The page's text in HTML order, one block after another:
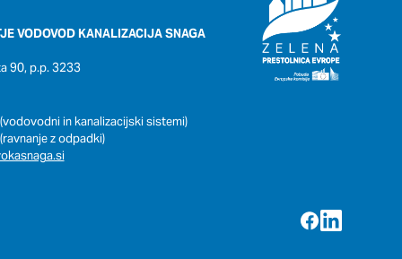
VODOVOD KANALIZACIJA SNAGA
90, p.p. 3233
in kanalizacijski sistemi)
z odpadki)